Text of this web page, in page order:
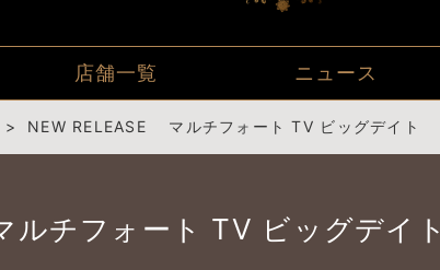
店舗一覧 ニュース
NEW RELEASE マルチフォート TV ビッグデイト
チフォート TV ビッグデイト